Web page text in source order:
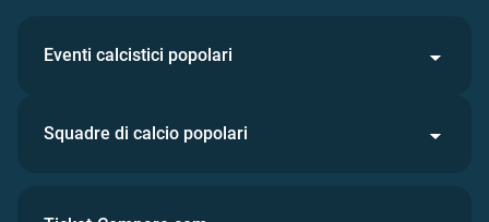
Eventi calcistici popolari
Squadre di calcio popolari